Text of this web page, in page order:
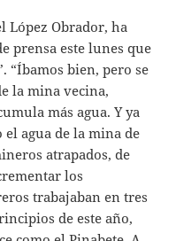
López Obrador, ha
prensa este lunes que
“Íbamos bien, pero se
la mina vecina,
más agua. Y ya
el agua de la mina de
atrapados, de
los
trabajaban en tres
de este año,